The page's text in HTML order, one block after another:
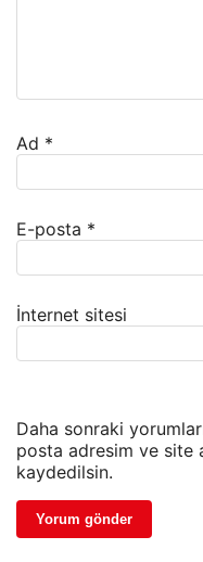
Ad *
E-posta *
İnternet sitesi
Daha sonraki
posta adresim ve site
kaydedilsin.